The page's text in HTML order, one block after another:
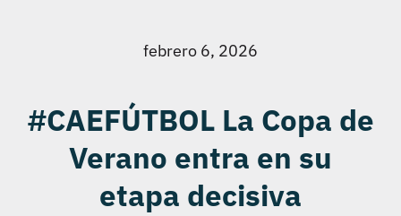
Contacto
febrero 6, 2026
#CAEFÚTBOL La Copa de
Verano entra en su
etapa decisiva